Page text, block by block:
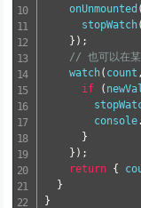
onUnmounted (
stopWatch(
} ) ;
// 也可以在某
watch( count ,
if
(
        console
.
}
} ) ;
return {
}
}